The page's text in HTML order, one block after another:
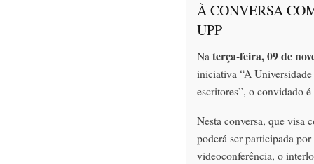
À CONVERSA
UPP
Naterça-feira, 09 de
iniciativa “A
escritores”, o convidado é
Nesta conversa, que visa
poderá ser participada
videoconferência, o